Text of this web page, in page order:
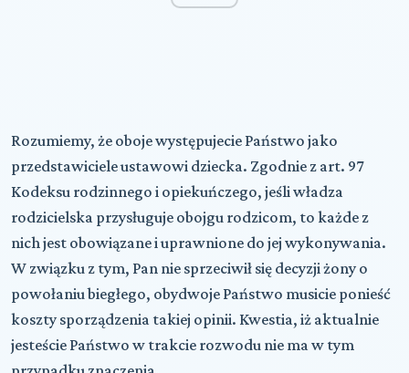
Rozumiemy, że oboje występujecie Państwo jako
przedstawiciele ustawowi dziecka. Zgodnie z art. 97
Kodeksu rodzinnego i opiekuńczego, jeśli władza
rodzicielska przysługuje obojgu rodzicom, to każde z
nich jest obowiązane i uprawnione do jej wykonywania.
W związku z tym, Pan nie sprzeciwił się decyzji żony o
powołaniu biegłego, obydwoje Państwo musicie ponieść
koszty sporządzenia takiej opinii. Kwestia, iż aktualnie
jesteście Państwo w trakcie rozwodu nie ma w tym